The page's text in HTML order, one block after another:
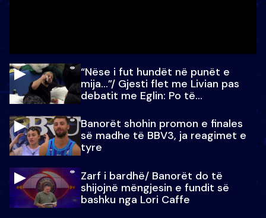
“Nëse i fut hundët në punët e
mija…”/ Gjesti flet me Livian pas
debatit me Eglin: Po të
Banorët shohin promon e finales
së madhe të BBV3, ja reagimet e
tyre
Zarf i bardhë/ Banorët do të
shijojnë mëngjesin e fundit së
bashku nga Lori Caffe